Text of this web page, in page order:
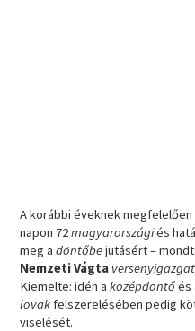
A korábbi éveknek
napon 72magyarországiés
meg adöntőbejutásért –
Nemzeti Vágta
Kiemelte: idén aközépdöntőés
lovakfelszerelésében pedig
viselését.